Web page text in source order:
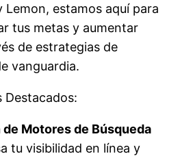
Lemon, estamos aquí para
tus metas y aumentar
de estrategias de
vanguardia.
Destacados:
Motores de Búsqueda
tu visibilidad en línea y